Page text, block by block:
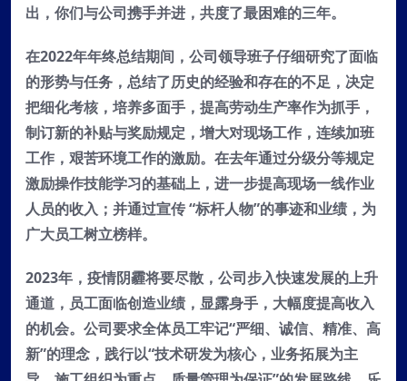
出，你们与公司携手并进，共度了最困难的三年。
在2022年年终总结期间，公司领导班子仔细研究了面临
的形势与任务，总结了历史的经验和存在的不足，决定
把细化考核，培养多面手，提高劳动生产率作为抓手，
制订新的补贴与奖励规定，增大对现场工作，连续加班
工作，艰苦环境工作的激励。在去年通过分级分等规定
激励操作技能学习的基础上，进一步提高现场一线作业
人员的收入；并通过宣传 “标杆人物”的事迹和业绩，为
广大员工树立榜样。
2023年，疫情阴霾将要尽散，公司步入快速发展的上升
通道，员工面临创造业绩，显露身手，大幅度提高收入
的机会。公司要求全体员工牢记“严细、诚信、精准、高
新”的理念，践行以“技术研发为核心，业务拓展为主